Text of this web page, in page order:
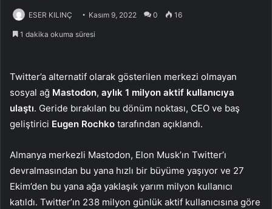
ESER KILINÇ Kasım 9, 2022 0 16
1 dakika okuma süresi
Twitter’a alternatif olarak gösterilen merkezi olmayan
sosyal ağ Mastodon, aylık 1 milyon aktif kullanıcıya
ulaştı. Geride bırakılan bu dönüm noktası, CEO ve baş
geliştirici Eugen Rochko tarafından açıklandı.
Almanya merkezli Mastodon, Elon Musk’ın Twitter’ı
devralmasından bu yana hızlı bir büyüme yaşıyor ve 27
Ekim’den bu yana ağa yaklaşık yarım milyon kullanıcı
katıldı. Twitter’ın 238 milyon günlük aktif kullanıcısına göre